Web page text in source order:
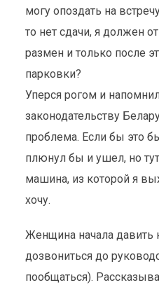
могу опоздать на
то нет сдачи, я должен
размен и только после
парковки?
Уперся рогом и
законодательству
проблема. Если бы это
плюнул бы и ушел, но
машина, из которой я
хочу.
Женщина начала давить
дозвониться до
пообщаться).